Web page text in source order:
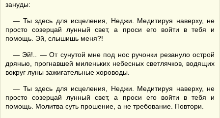
зануды:
— Ты здесь для исцеления, Неджи. Медитируя наверху, не
просто созерцай лунный свет, а проси его войти в тебя и
помощь. Эй, слышишь меня?!
— Эй!.. — От сунутой мне под нос ручонки резануло острой
дрянью, прогнавшей миленьких небесных светлячков, водящих
вокруг луны зажигательные хороводы.
— Ты здесь для исцеления, Неджи. Медитируя наверху, не
просто созерцай лунный свет, а проси его войти в тебя и
помощь. Молитва суть прошение, а не требование. Повтори.